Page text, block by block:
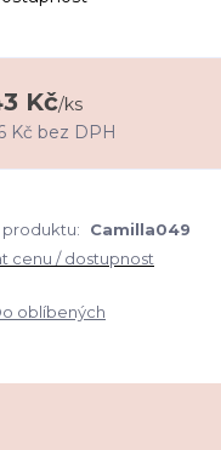
Kč/ks
Kč bez DPH
produktu: Camilla049
cenu / dostupnost
oblíbených